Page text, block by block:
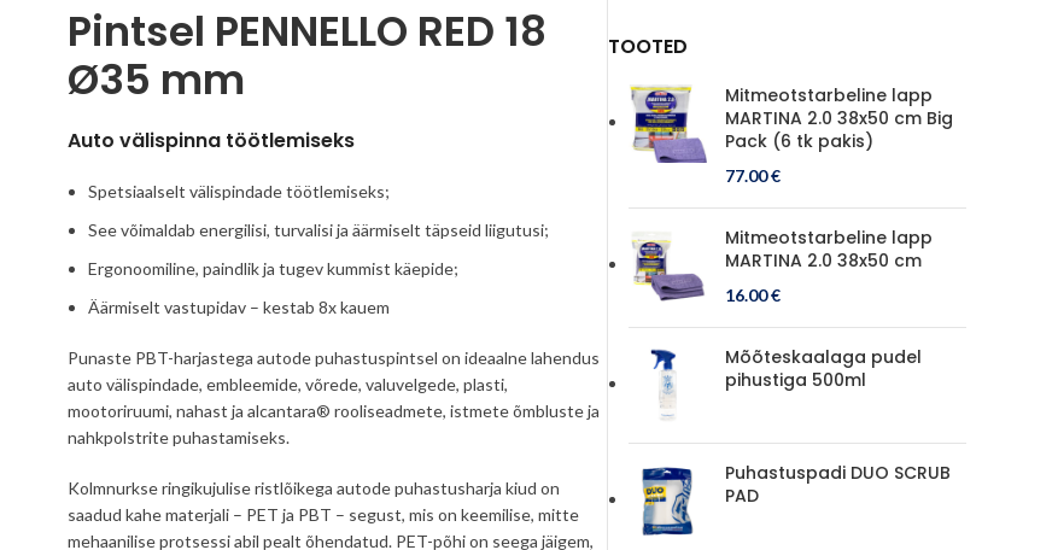
Pintsel PENNELLO RED 18
Ø35 mm
Auto välispinna töötlemiseks
Spetsiaalselt välispindade töötlemiseks;
See võimaldab energilisi, turvalisi ja äärmiselt täpseid liigutusi;
Ergonoomiline, paindlik ja tugev kummist käepide;
Äärmiselt vastupidav – kestab 8x kauem
Punaste PBT-harjastega autode puhastuspintsel on ideaalne lahendus
auto välispindade, embleemide, võrede, valuvelgede, plasti,
mootoriruumi, nahast ja alcantara® rooliseadmete, istmete õmbluste ja
nahkpolstrite puhastamiseks.
Kolmnurkse ringikujulise ristlõikega autode puhastusharja kiud on
saadud kahe materjali – PET ja PBT – segust, mis on keemilise, mitte
mehaanilise protsessi abil pealt õhendatud. PET-põhi on seega jäigem,
TOOTED
Mitmeotstarbeline lapp
MARTINA 2.0 38x50 cm Big
Pack (6 tk pakis)
77.00€
Mitmeotstarbeline lapp
MARTINA 2.0 38x50 cm
16.00€
Mõõteskaalaga pudel
pihustiga 500ml
Puhastuspadi DUO SCRUB
PAD